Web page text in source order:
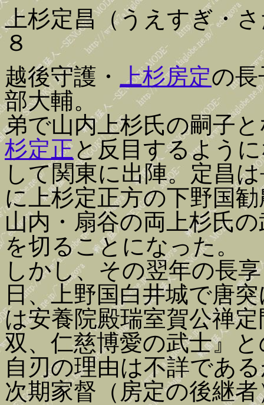
上杉定昌（うえすぎ・
８
越後守護・
上杉房定の長
部大輔。
弟で山内上杉氏の嗣子
杉定正と反目するよう
して関東に出陣。定昌
に上杉定正方の下野国
山内・扇谷の両上杉氏
を切ることになった。
しかし、その翌年の長
日、上野国白井城で唐
は安養院殿瑞室賀公禅
双、仁慈博愛の武士』
自刃の理由は不詳であ
次期家督（房定の後継